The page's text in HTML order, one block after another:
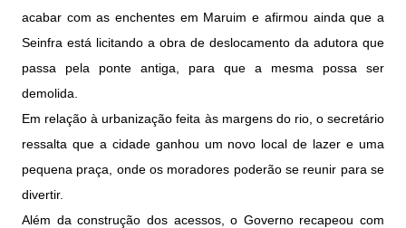
acabar com as enchentes em Maruim e afirmou ainda que a
Seinfra está licitando a obra de deslocamento da adutora que
passa pela ponte antiga, para que a mesma possa ser
demolida.
Em relação à urbanização feita às margens do rio, o secretário
ressalta que a cidade ganhou um novo local de lazer e uma
pequena praça, onde os moradores poderão se reunir para se
divertir.
Além da construção dos acessos, o Governo recapeou com